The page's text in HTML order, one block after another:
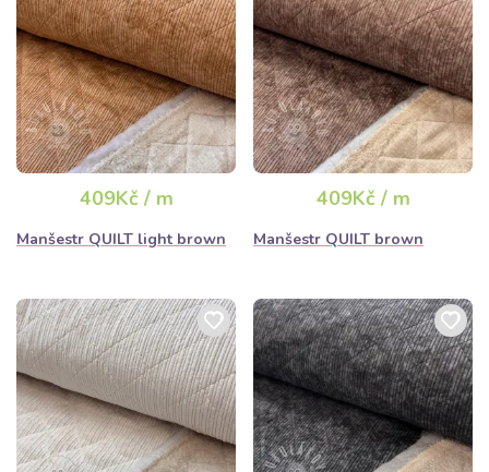
409Kč / m
Manšestr QUILT light brown
409Kč / m
Manšestr QUILT brown